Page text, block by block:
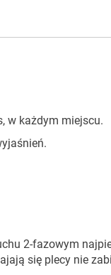
w każdym miejscu.
2-fazowym
się plecy nie